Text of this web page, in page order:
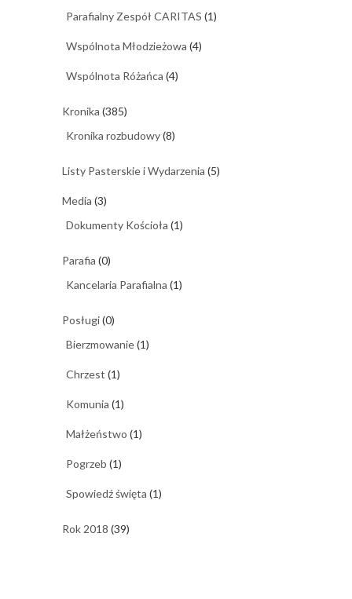
Parafialny Zespół CARITAS (1)
Wspólnota Młodzieżowa (4)
Wspólnota Różańca (4)
Kronika (385)
Kronika rozbudowy(8)
Listy Pasterskie i Wydarzenia (5)
Media (3)
Dokumenty Kościoła (1)
Parafia (0)
Kancelaria Parafialna (1)
Posługi(0)
Bierzmowanie(1)
Chrzest (1)
Komunia (1)
Małżeństwo (1)
Pogrzeb (1)
Spowiedź święta (1)
Rok 2018 (39)